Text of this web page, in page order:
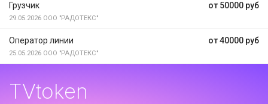
от 50000 руб
Грузчик
29.05.2026 ООО "РАДОТЕКС"
от 40000 руб
Оператор линии
25.05.2026 ООО "РАДОТЕКС"
TVtoken